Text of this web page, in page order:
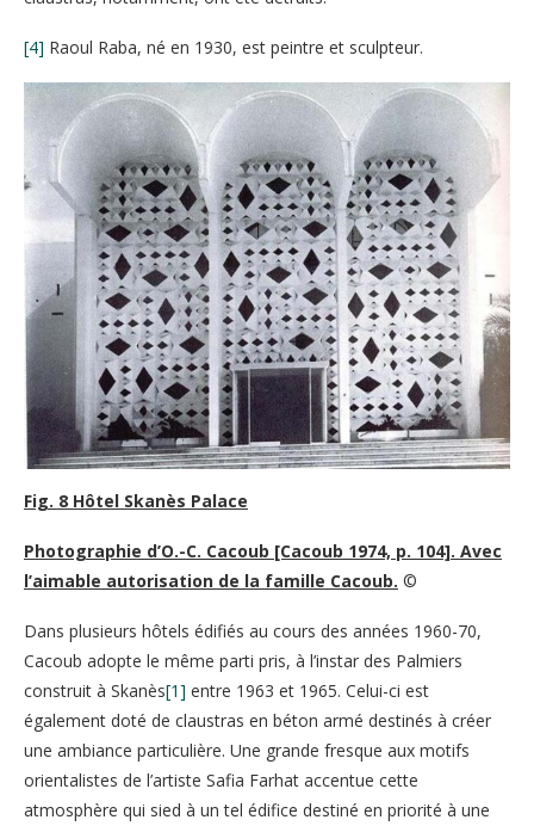
[4] Raoul Raba, né en 1930, est peintre et sculpteur.
Fig. 8 Hôtel Skanès Palace
Photographie d’O.-C. Cacoub [Cacoub 1974, p. 104]. Avec
l’aimable autorisation de la famille Cacoub. ©
Dans plusieurs hôtels édifiés au cours des années 1960-70,
Cacoub adopte le même parti pris, à l’instar des Palmiers
construit à Skanès[1] entre 1963 et 1965. Celui-ci est
également doté de claustras en béton armé destinés à créer
une ambiance particulière. Une grande fresque aux motifs
orientalistes de l’artiste Safia Farhat accentue cette
atmosphère qui sied à un tel édifice destiné en priorité à une